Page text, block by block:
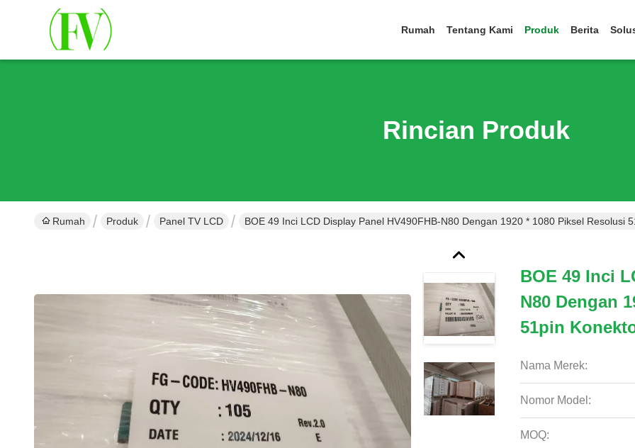
Rumah Tentang Kami Produk Berita
Rincian Produk
Rumah Produk Panel TV LCD BOE 49 Inci LCD Display Panel HV490FHB-N80 Dengan 1920 * 1080 Piksel Resolusi
BOE 49 Inci
N80 Dengan
51pin
Nama Merek:
Nomor Model:
MOQ: